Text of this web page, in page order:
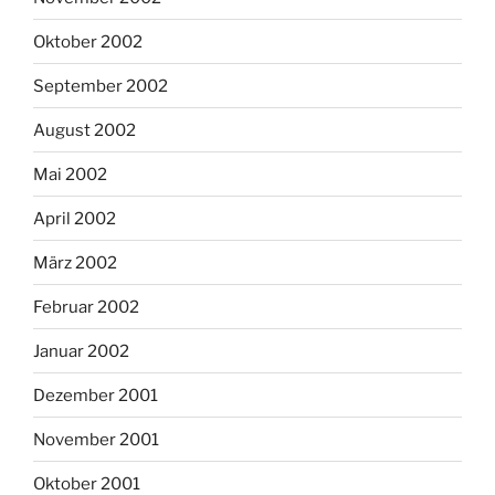
Oktober 2002
September 2002
August 2002
Mai 2002
April 2002
März 2002
Februar 2002
Januar 2002
Dezember 2001
November 2001
Oktober 2001